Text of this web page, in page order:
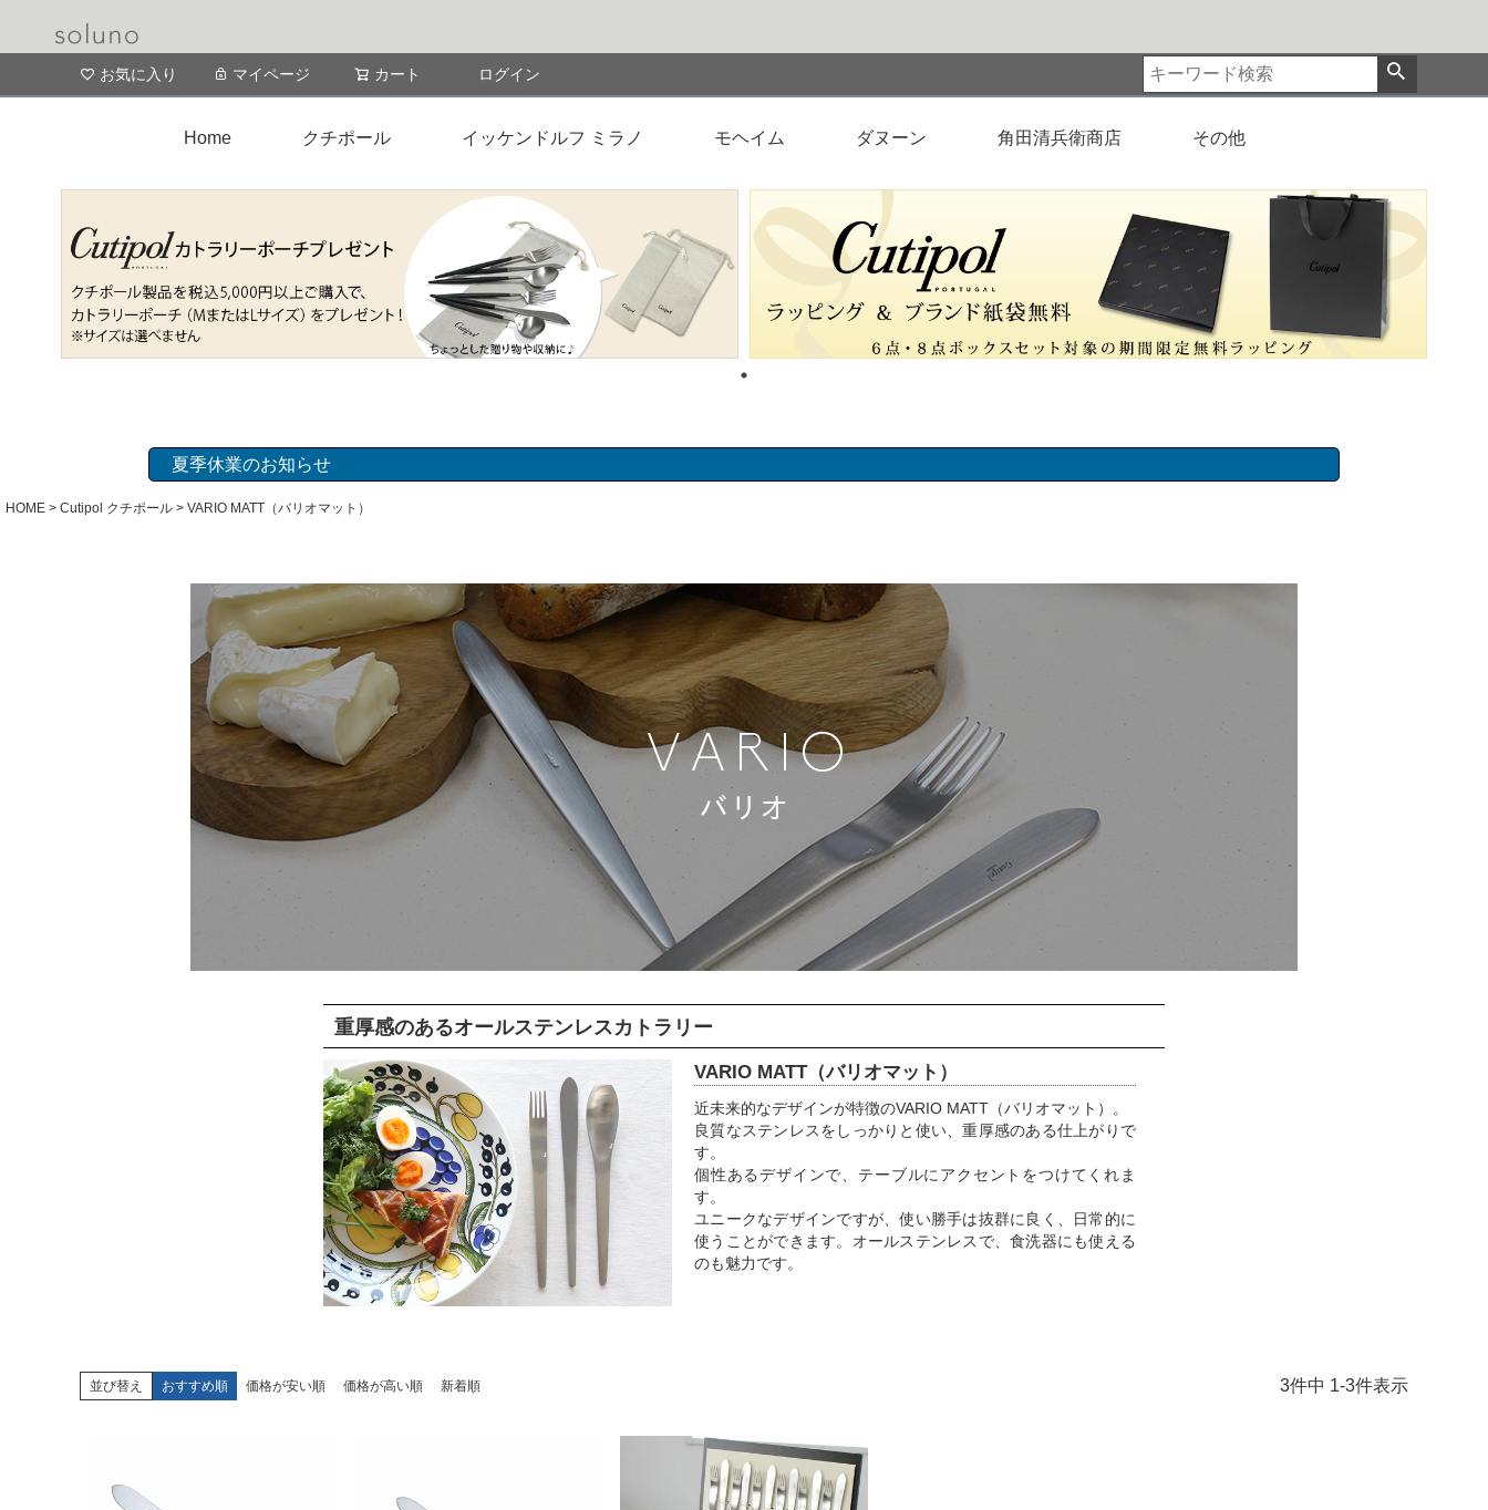
お気に入り マイページ カート ログイン
Home クチポール イッケンドルフ ミラノ モヘイム ダヌーン 角田清兵衛商店 その他
夏季休業のお知らせ
HOME Cutipol クチポール VARIO MATT（バリオマット）
重厚感のあるオールステンレスカトラリー
VARIO MATT（バリオマット）
近未来的なデザインが特徴のVARIO MATT（バリオマット）。
良質なステンレスをしっかりと使い、重厚感のある仕上がりで
す。
個性あるデザインで、テーブルにアクセントをつけてくれま
す。
ユニークなデザインですが、使い勝手は抜群に良く、日常的に
使うことができます。オールステンレスで、食洗器にも使える
のも魅力です。
並び替え おすすめ順 価格が安い順 価格が高い順 新着順 3件中 1-3件表示